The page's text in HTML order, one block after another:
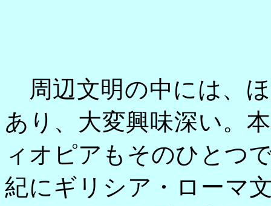
周辺文明の中には、
あり、大変興味深い。
ィオピアもそのひとつ
紀にギリシア・ローマ